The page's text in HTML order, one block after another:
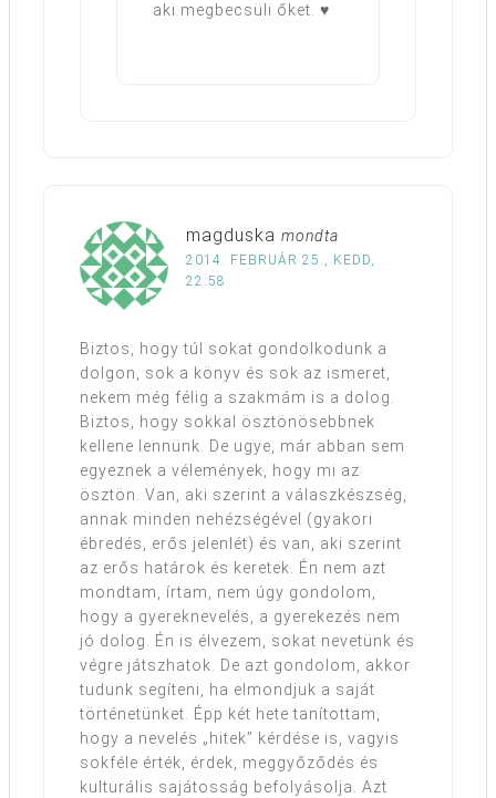
aki megbecsüli őket. ♥
magduska mondta
2014. FEBRUÁR 25., KEDD,
22:58
Biztos, hogy túl sokat gondolkodunk a
dolgon, sok a könyv és sok az ismeret,
nekem még félig a szakmám is a dolog.
Biztos, hogy sokkal ösztönösebbnek
kellene lennünk. De ugye, már abban sem
egyeznek a vélemények, hogy mi az
ösztön. Van, aki szerint a válaszkészség,
annak minden nehézségével (gyakori
ébredés, erős jelenlét) és van, aki szerint
az erős határok és keretek. Én nem azt
mondtam, írtam, nem úgy gondolom,
hogy a gyereknevelés, a gyerekezés nem
jó dolog. Én is élvezem, sokat nevetünk és
végre játszhatok. De azt gondolom, akkor
tudunk segíteni, ha elmondjuk a saját
történetünket. Épp két hete tanítottam,
hogy a nevelés „hitek” kérdése is, vagyis
sokféle érték, érdek, meggyőződés és
kulturális sajátosság befolyásolja. Azt